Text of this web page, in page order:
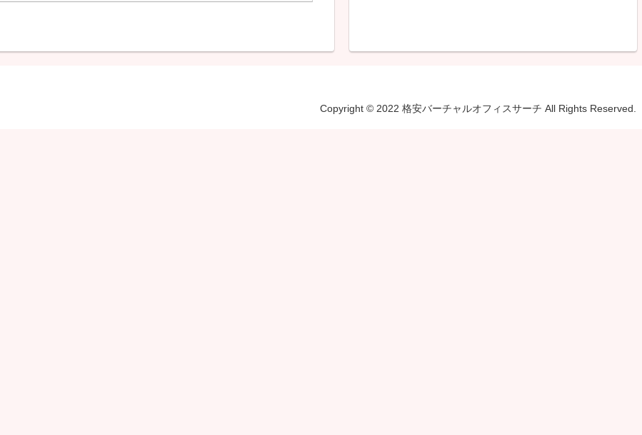
Copyright © 2022 格安バーチャルオフィスサーチ All Rights Reserved.